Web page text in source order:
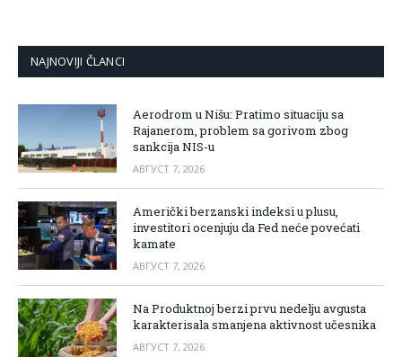
NAJNOVIJI ČLANCI
Aerodrom u Nišu: Pratimo situaciju sa
Rajanerom, problem sa gorivom zbog
sankcija NIS-u
АВГУСТ 7, 2026
Američki berzanski indeksi u plusu,
investitori ocenjuju da Fed neće povećati
kamate
АВГУСТ 7, 2026
Na Produktnoj berzi prvu nedelju avgusta
karakterisala smanjena aktivnost učesnika
АВГУСТ 7, 2026